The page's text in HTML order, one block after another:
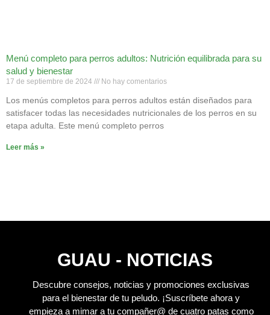
Menú completo para perros adultos: Nutrición equilibrada para su
salud y bienestar
17 de septiembre de 2024 No hay comentarios
Los menús completos para perros adultos están diseñados para
satisfacer todas las necesidades nutricionales de los perros en su
etapa adulta. Este menú completo perros
Leer más »
GUAU - NOTICIAS
Descubre consejos, noticias y promociones exclusivas
para el bienestar de tu peludo. ¡Suscríbete ahora y
empieza a mimar a tu compañer@ de cuatro patas como